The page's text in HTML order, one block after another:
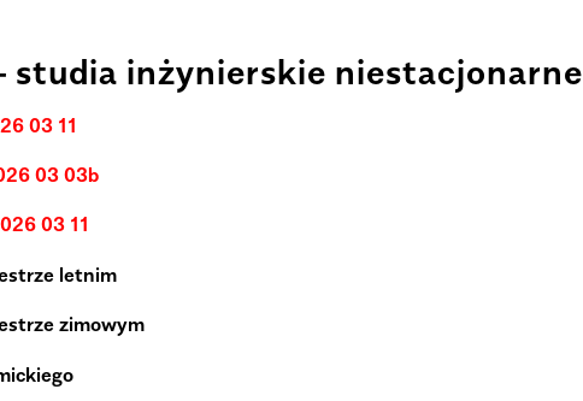
studia inżynierskie niestacjonarne
03 11
03 03b
03 11
letnim
zimowym